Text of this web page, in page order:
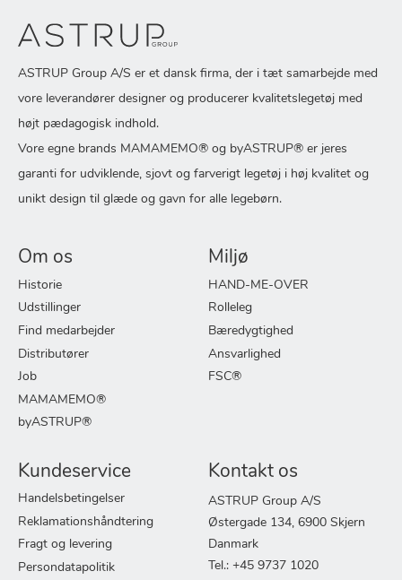
ASTRUP Group A/S er et dansk firma, der i tæt samarbejde med
vore leverandører designer og producerer kvalitetslegetøj med
højt pædagogisk indhold.
Vore egne brands MAMAMEMO® og byASTRUP® er jeres
garanti for udviklende, sjovt og farverigt legetøj i høj kvalitet og
unikt design til glæde og gavn for alle legebørn.
Om os
Historie
Udstillinger
Find medarbejder
Distributører
Job
MAMAMEMO®
byASTRUP®
Miljø
HAND-ME-OVER
Rolleleg
Bæredygtighed
Ansvarlighed
FSC®
Kundeservice
Handelsbetingelser
Reklamationshåndtering
Fragt og levering
Persondatapolitik
Kontakt os
ASTRUP Group A/S
Østergade 134, 6900 Skjern
Danmark
Tel.: +45 9737 1020